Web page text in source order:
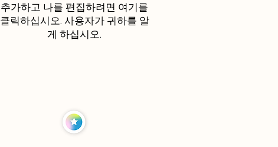
추가하고 나를 편집하려면 여기를
클릭하십시오. 사용자가 귀하를 알
게 하십시오.